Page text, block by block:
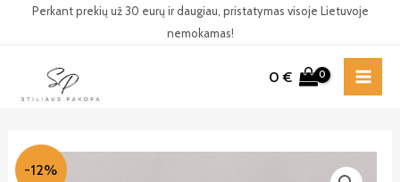
PereitiPerkant prekių už 30 eurų ir daugiau, pristatymas visoje Lietuvoje
nemokamas!
0 €
-12%